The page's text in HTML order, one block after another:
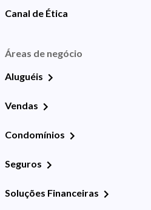
Canal de Ética
Áreas de negócio
Aluguéis
Vendas
Condomínios
Seguros
Soluções Financeiras